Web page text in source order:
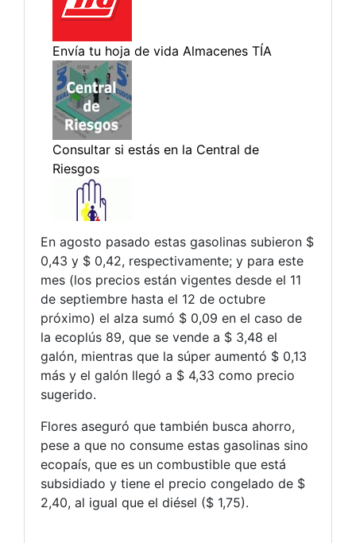
En agosto pasado estas gasolinas subieron $
0,43 y $ 0,42, respectivamente; y para este
mes (los precios están vigentes desde el 11
de septiembre hasta el 12 de octubre
próximo) el alza sumó $ 0,09 en el caso de
la ecoplús 89, que se vende a $ 3,48 el
galón, mientras que la súper aumentó $ 0,13
más y el galón llegó a $ 4,33 como precio
sugerido.
Flores aseguró que también busca ahorro,
pese a que no consume estas gasolinas sino
ecopaís, que es un combustible que está
subsidiado y tiene el precio congelado de $
2,40, al igual que el diésel ($ 1,75).